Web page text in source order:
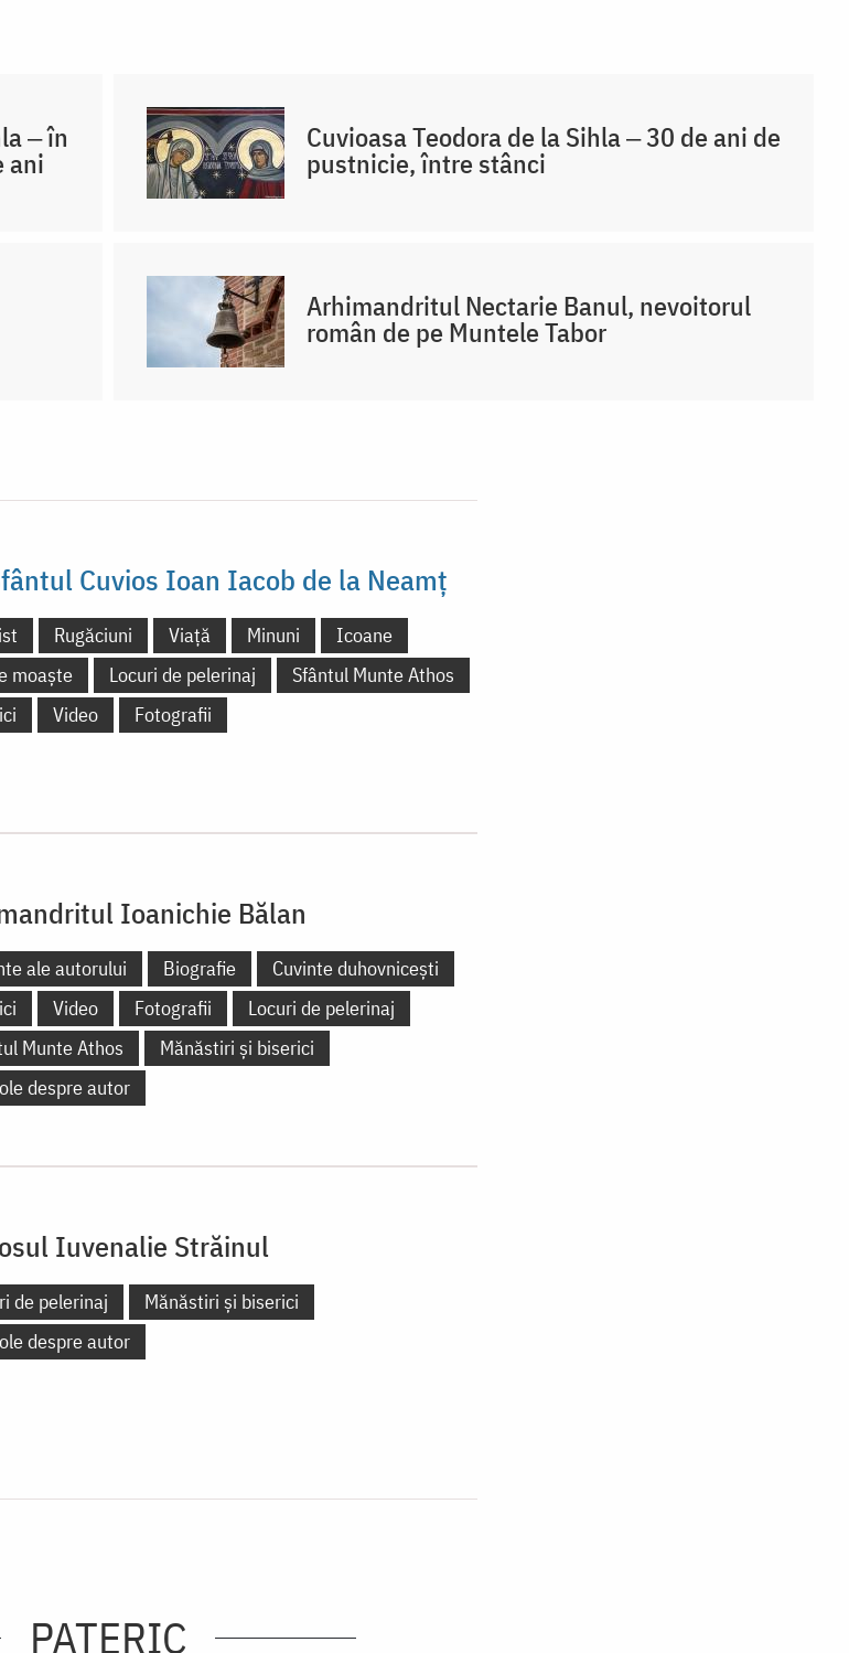
‒ în
ani
Cuvioasa Teodora de la Sihla ‒ 30 de ani de
pustnicie, între stânci
Arhimandritul Nectarie Banul, nevoitorul
român de pe Muntele Tabor
Cuvios Ioan Iacob de la Neamț
Rugăciuni Viață Minuni
Icoane
moaște
Locuri de pelerinaj
Sfântul Munte Athos
Video Fotografii
Ioanichie Bălan
ale autorului Biografie
Cuvinte duhovnicești
Video Fotografii
Locuri de pelerinaj
Munte Athos
Mănăstiri și biserici
despre autor
Iuvenalie Străinul
de pelerinaj
Mănăstiri și biserici
despre autor
PATERIC